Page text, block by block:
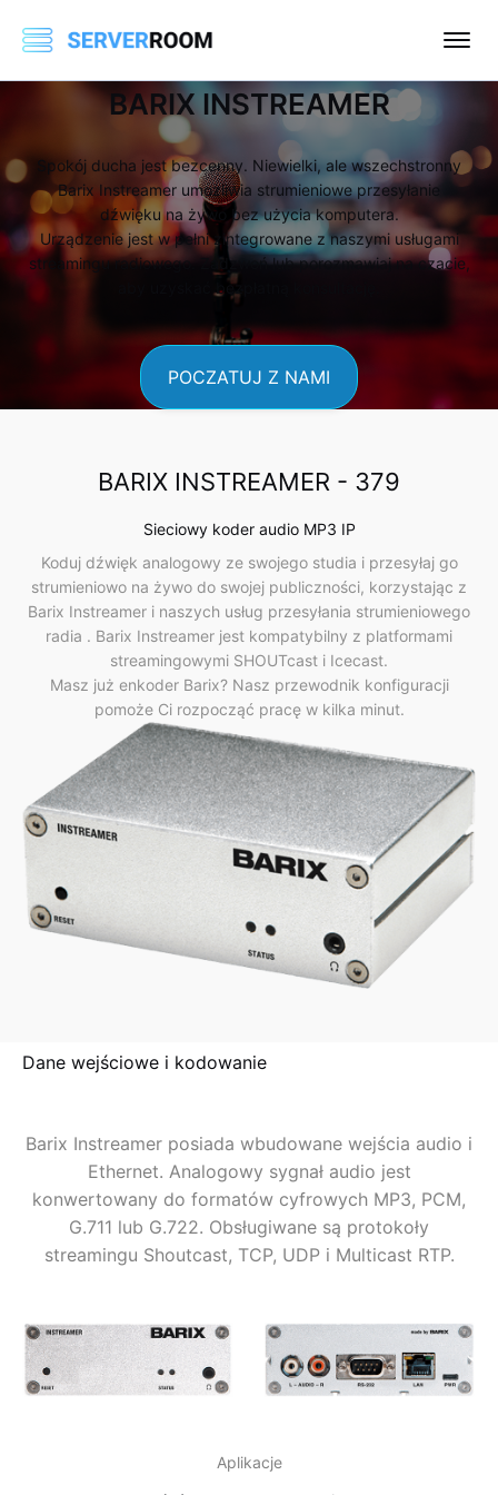
BARIX INSTREAMER
Spokój ducha jest bezcenny. Niewielki, ale wszechstronny
Barix Instreamer umożliwia strumieniowe przesyłanie
dźwięku na żywo bez użycia komputera.
Urządzenie jest w pełni zintegrowane z naszymi usługami
streamingu radiowego. Zadzwoń lub porozmawiaj na czacie,
aby uzyskać bezpłatną konsultację.
POCZATUJ Z NAMI
BARIX INSTREAMER - 379
Sieciowy koder audio MP3 IP
Koduj dźwięk analogowy ze swojego studia i przesyłaj go
strumieniowo na żywo do swojej publiczności, korzystając z
Barix Instreamer i naszych usług przesyłania strumieniowego
radia . Barix Instreamer jest kompatybilny z platformami
streamingowymi SHOUTcast i Icecast.
Masz już enkoder Barix? Nasz przewodnik konfiguracji
pomoże Ci rozpocząć pracę w kilka minut.
Dane wejściowe i kodowanie
Barix Instreamer posiada wbudowane wejścia audio i
Ethernet. Analogowy sygnał audio jest
konwertowany do formatów cyfrowych MP3, PCM,
G.711 lub G.722. Obsługiwane są protokoły
streamingu Shoutcast, TCP, UDP i Multicast RTP.
Aplikacje